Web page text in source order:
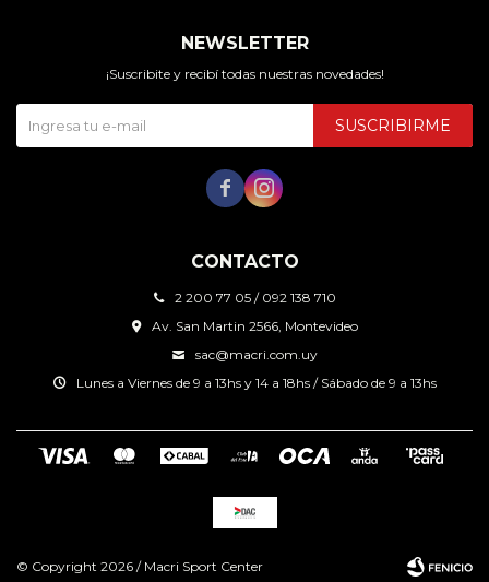
CONTACTO
2 200 77 05 / 092 138 710
Av. San Martin 2566, Montevideo
sac@macri.com.uy
Lunes a Viernes de 9 a 13hs y 14 a 18hs / Sábado de 9 a 13hs
NEWSLETTER
¡Suscribite y recibí todas nuestras novedades!
SUSCRIBIRME
 
© Copyright 2026 / Macri Sport Center